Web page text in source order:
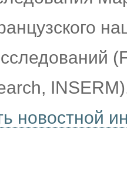
новостной